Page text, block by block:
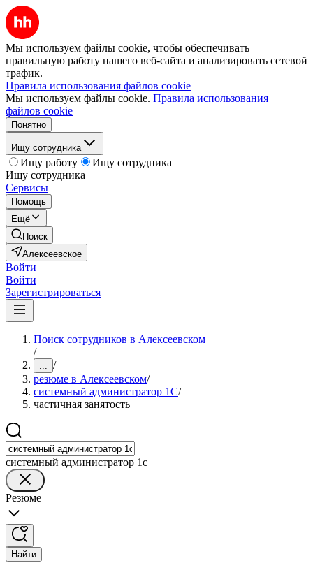
Мы используем файлы cookie, чтобы обеспечивать
правильную работу нашего веб-сайта и анализировать сетевой
трафик.
Правила использования файлов cookie
Мы используем файлы cookie. Правила использования
файлов cookie
Понятно
Ищу сотрудника
Ищу работу
Ищу сотрудника
Ищу сотрудника
Сервисы
Помощь
Ещё
Поиск
Алексеевское
Войти
Войти
Зарегистрироваться
Поиск сотрудников в Алексеевском
/
... /
резюме в Алексеевском/
системный администратор 1С/
частичная занятость
системный администратор 1с
Резюме
Найти